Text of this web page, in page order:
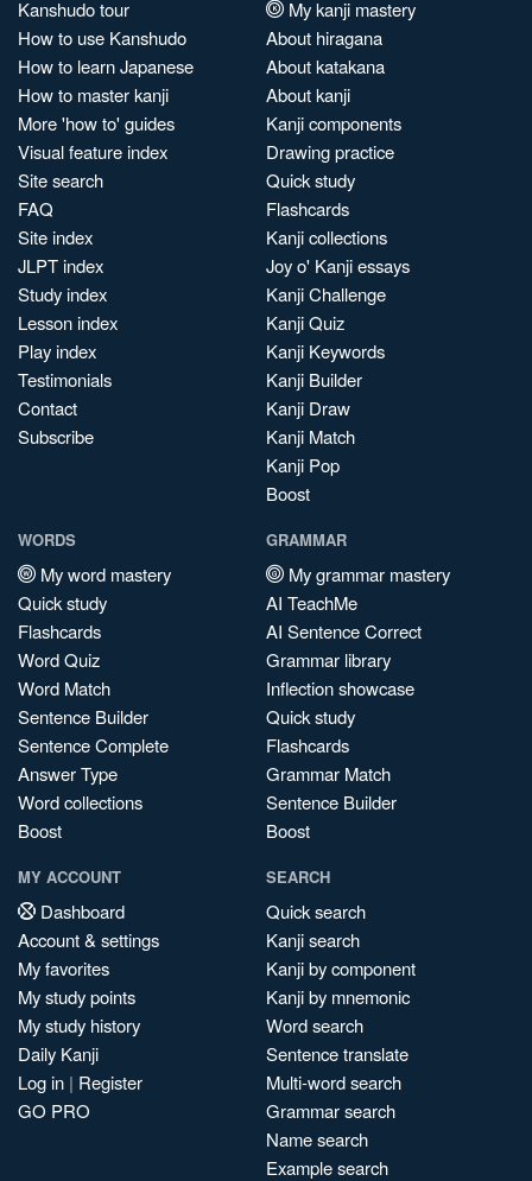
Kanshudo tour
How to use Kanshudo
How to learn Japanese
How to master kanji
More 'how to' guides
Visual feature index
Site search
FAQ
Site index
JLPT index
Study index
Lesson index
Play index
Testimonials
Contact
Subscribe
My kanji mastery
About hiragana
About katakana
About kanji
Kanji components
Drawing practice
Quick study
Flashcards
Kanji collections
Joy o' Kanji essays
Kanji Challenge
Kanji Quiz
Kanji Keywords
Kanji Builder
Kanji Draw
Kanji Match
Kanji Pop
Boost
WORDS
My word mastery
Quick study
Flashcards
Word Quiz
Word Match
Sentence Builder
Sentence Complete
Answer Type
Word collections
Boost
GRAMMAR
My grammar mastery
AI TeachMe
AI Sentence Correct
Grammar library
Inflection showcase
Quick study
Flashcards
Grammar Match
Sentence Builder
Boost
MY ACCOUNT
Dashboard
Account & settings
My favorites
My study points
My study history
Daily Kanji
Log in | Register
GO PRO
SEARCH
Quick search
Kanji search
Kanji by component
Kanji by mnemonic
Word search
Sentence translate
Multi-word search
Grammar search
Name search
Example search